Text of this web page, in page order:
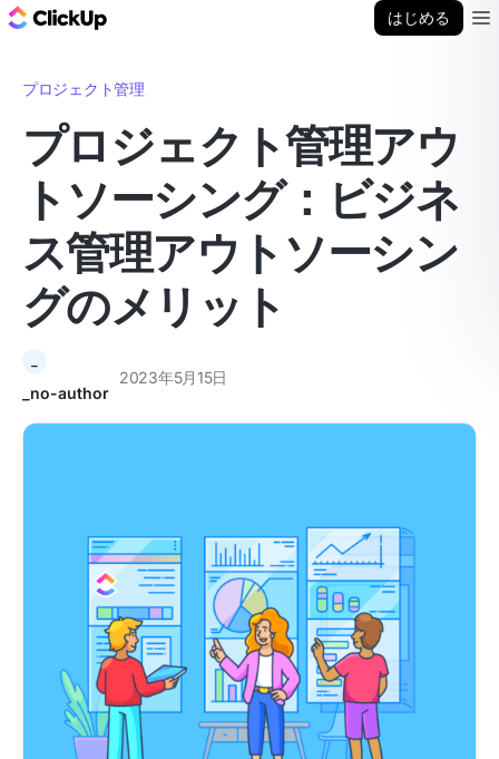
はじめる
プロジェクト管理
プロジェクト管理アウ
トソーシング：ビジネ
ス管理アウトソーシン
グのメリット
_no-author
2023年5月15日